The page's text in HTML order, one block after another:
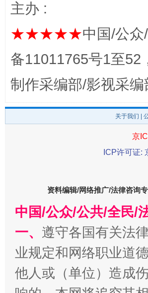
受贿1.44亿！段成刚被判无期
全民健身五年计划来了！等你上场
主办 :
★★★★★中国/公
备11011765号1至52
制作采编部/影视采
关于我们
京
ICP许可证:
资料编辑/网络推广/法律咨询专
中国/公众/公共/全民/
一、 遵守各国有关法
业规定和网络职业道
他人或（单位）造成